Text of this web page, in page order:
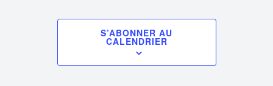
S’ABONNER AU
CALENDRIER